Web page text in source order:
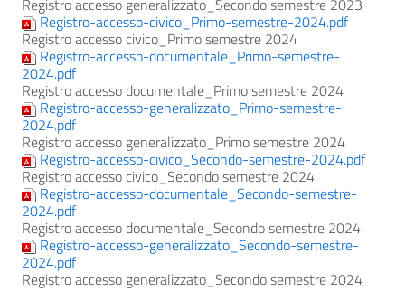
Registro accesso generalizzato_Secondo semestre 2023
Registro-accesso-civico_Primo-semestre-2024.pdf
Registro accesso civico_Primo semestre 2024
Registro-accesso-documentale_Primo-semestre-
2024.pdf
Registro accesso documentale_Primo semestre 2024
Registro-accesso-generalizzato_Primo-semestre-
2024.pdf
Registro accesso generalizzato_Primo semestre 2024
Registro-accesso-civico_Secondo-semestre-2024.pdf
Registro accesso civico_Secondo semestre 2024
Registro-accesso-documentale_Secondo-semestre-
2024.pdf
Registro accesso documentale_Secondo semestre 2024
Registro-accesso-generalizzato_Secondo-semestre-
2024.pdf
Registro accesso generalizzato_Secondo semestre 2024